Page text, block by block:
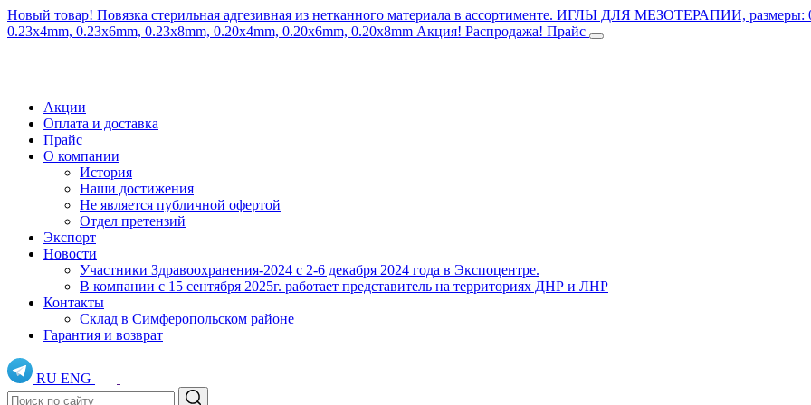
Новый товар! Повязка стерильная адгезивная из нетканного материала в ассортименте. ИГЛЫ ДЛЯ МЕЗОТЕРАПИИ, размеры:
0.23x4mm, 0.23x6mm, 0.23x8mm, 0.20x4mm, 0.20x6mm, 0.20x8mm Акция! Распродажа! Прайс
Акции
Оплата и доставка
Прайс
О компании
История
Наши достижения
Не является публичной офертой
Отдел претензий
Экспорт
Новости
Участники Здравоохранения-2024 с 2-6 декабря 2024 года в Экспоцентре.
В компании с 15 сентября 2025г. работает представитель на территориях ДНР и ЛНР
Контакты
Склад в Симферопольском районе
Гарантия и возврат
RU ENG